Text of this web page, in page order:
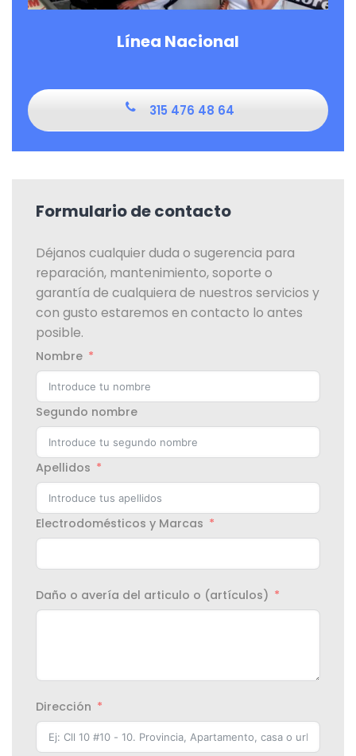
Línea Nacional
315 476 48 64
Formulario de contacto
Déjanos cualquier duda o sugerencia para
reparación, mantenimiento, soporte o
garantía de cualquiera de nuestros servicios y
con gusto estaremos en contacto lo antes
posible.
Nombre
Segundo nombre
Apellidos
Electrodomésticos y Marcas
Daño o avería del articulo o (artículos)
Dirección